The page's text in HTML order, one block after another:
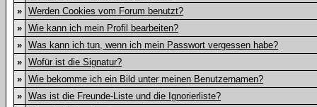
» Werden Cookies vom Forum benutzt?
» Wie kann ich mein Profil bearbeiten?
» Was kann ich tun, wenn ich mein Passwort vergessen habe?
» Wofür ist die Signatur?
» Wie bekomme ich ein Bild unter meinen Benutzernamen?
» Was ist die Freunde-Liste und die Ignorierliste?